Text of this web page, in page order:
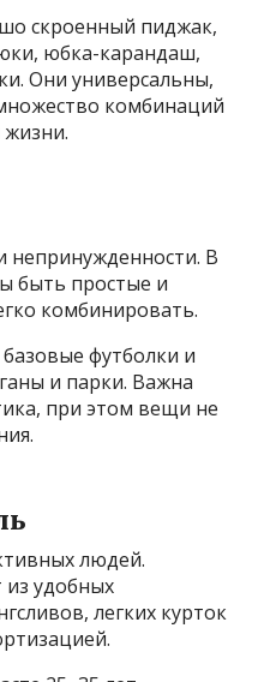
скроенный пиджак,
юбка-карандаш,
Они универсальны,
комбинаций
непринужденности. В
быть простые и
комбинировать.
футболки и
и парки. Важна
при этом вещи не
людей.
из удобных
легких курток